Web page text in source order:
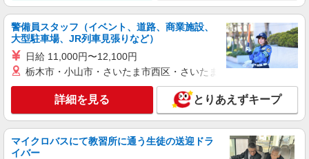
警備員スタッフ（イベント、道路、商業施設、
大型駐車場、JR列車見張りなど）
日給 11,000円〜12,100円
栃木市・小山市・さいたま市西区・さいたま市岩槻区・久喜市・
詳細を見る とりあえずキープ
マイクロバスにて教習所に通う生徒の送迎ドラ
イバー